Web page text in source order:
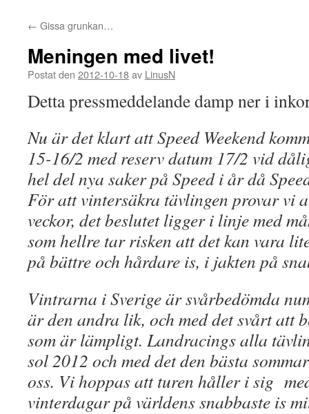
← Gissa grunkan…
Meningen med livet!
Postat den 2012-10-18av LinusN
Detta pressmeddelande damp ner i
Nu är det klart att Speed Weekend
15-16/2 med reserv datum 17/2 vid
hel del nya saker på Speed i år då
För att vintersäkra tävlingen provar vi
veckor, det beslutet ligger i linje med
som hellre tar risken att det kan vara
på bättre och hårdare is, i jakten på
Vintrarna i Sverige är svårbedömda
är den andra lik, och med det svårt att
som är lämpligt. Landracings alla
sol 2012 och med det den bästa
oss. Vi hoppas att turen håller i sig
vinterdagar på världens snabbaste is